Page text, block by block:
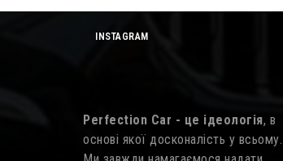
INSTAGRAM
Perfection Car - це ідеологія, в
основі якої досконалість у всьому.